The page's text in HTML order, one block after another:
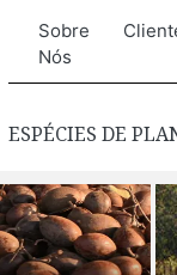
Sobre
Nós
ESPÉCIES DE